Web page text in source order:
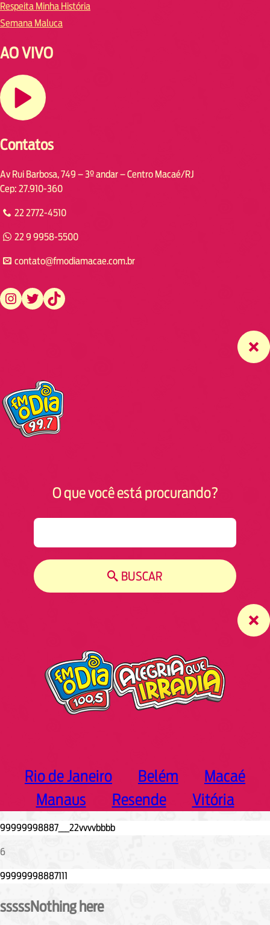
Respeita Minha História
Semana Maluca
AO VIVO
Contatos
Av Rui Barbosa, 749 – 3º andar – Centro Macaé/RJ
Cep: 27.910-360
22 2772-4510
22 9 9958-5500
contato@fmodiamacae.com.br
https://www.instagram.com/fmodia.macae/ https://twitter.com/fmodia.macae/ https://www.tiktok.com/@fmodia.macae
O que você está procurando?
BUSCAR
Rio de Janeiro Belém
Macaé
Manaus
Resende Vitória
6
sssssNothing here